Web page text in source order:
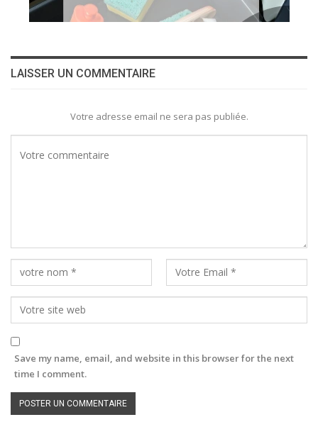
LAISSER UN COMMENTAIRE
Votre adresse email ne sera pas publiée.
Save my name, email, and website in this browser for the next
time I comment.